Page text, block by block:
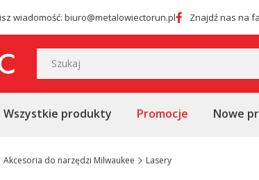
wiadomość: biuro@metalowiectorun.pl Znajdź nas na
Wszystkie produkty Promocje Nowe
Akcesoria do narzędzi Milwaukee Lasery